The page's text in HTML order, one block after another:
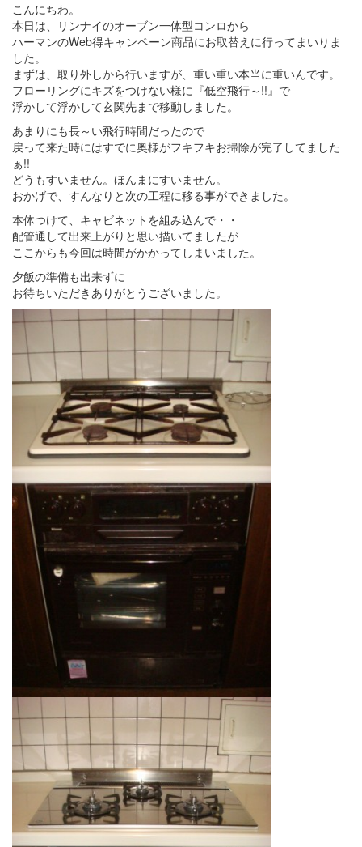
こんにちわ。
本日は、リンナイのオーブン一体型コンロから
ハーマンのWeb得キャンペーン商品にお取替えに行ってまいりま
した。
まずは、取り外しから行いますが、重い重い本当に重いんです。
フローリングにキズをつけない様に『低空飛行～!!』で
浮かして浮かして玄関先まで移動しました。
あまりにも長～い飛行時間だったので
戻って来た時にはすでに奥様がフキフキお掃除が完了してました
ぁ!!
どうもすいません。ほんまにすいません。
おかげで、すんなりと次の工程に移る事ができました。
本体つけて、キャビネットを組み込んで・・
配管通して出来上がりと思い描いてましたが
ここからも今回は時間がかかってしまいました。
夕飯の準備も出来ずに
お待ちいただきありがとうございました。